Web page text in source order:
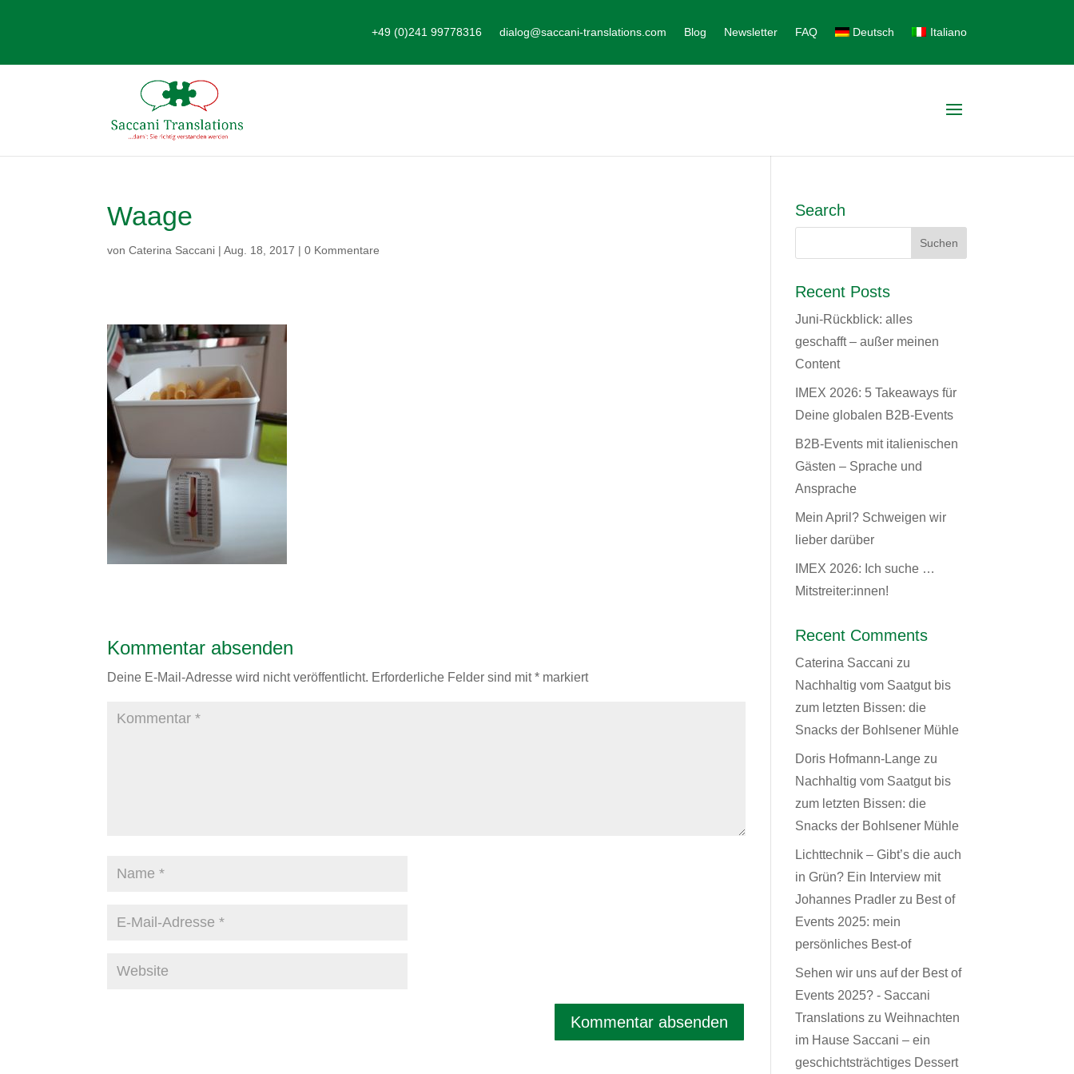
+49 (0)241 99778316 dialog@saccani-translations.com Blog Newsletter FAQ Deutsch Italiano
Waage
vonCaterina Saccani |Aug. 18, 2017 |0 Kommentare
Kommentar absenden
Deine E-Mail-Adresse wird nicht veröffentlicht. Erforderliche Felder sind mit* markiert
Search
Recent Posts
Juni-Rückblick: alles
geschafft – außer meinen
Content
IMEX 2026: 5 Takeaways für
Deine globalen B2B-Events
B2B-Events mit italienischen
Gästen – Sprache und
Ansprache
Mein April? Schweigen wir
lieber darüber
IMEX 2026: Ich suche …
Mitstreiter:innen!
Recent Comments
Caterina Saccani zu
Nachhaltig vom Saatgut bis
zum letzten Bissen: die
Snacks der Bohlsener Mühle
Doris Hofmann-Langezu
Nachhaltig vom Saatgut bis
zum letzten Bissen: die
Snacks der Bohlsener Mühle
Lichttechnik – Gibt’s die auch
in Grün? Ein Interview mit
Johannes Pradlerzu Best of
Events 2025: mein
persönliches Best-of
Sehen wir uns auf der Best of
Events 2025? - Saccani
Translationszu Weihnachten
im Hause Saccani – ein
geschichtsträchtiges Dessert